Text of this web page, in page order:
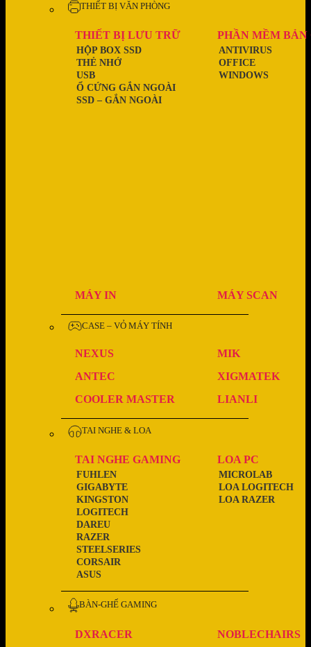
THIẾT BỊ VĂN PHÒNG
THIẾT BỊ LƯU TRỮ
SSD – GẮN NGOÀI
Ổ CỨNG GẮN NGOÀI
USB
THẺ NHỚ
HỘP BOX SSD
PHẦN MỀM BẢN
WINDOWS
OFFICE
ANTIVIRUS
MÁY IN MÁY SCAN
CASE – VỎ MÁY TÍNH
NEXUS
MIK
ANTEC
XIGMATEK
COOLER MASTER
LIANLI
TAI NGHE & LOA
TAI NGHE GAMING
ASUS
CORSAIR
STEELSERIES
RAZER
DAREU
LOGITECH
KINGSTON
GIGABYTE
FUHLEN
LOA PC
LOA RAZER
LOA LOGITECH
MICROLAB
BÀN-GHẾ GAMING
DXRACER
NOBLECHAIRS